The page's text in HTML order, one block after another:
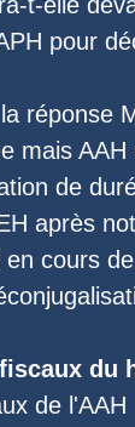
pour
réponse
mais AAH
de
après
en cours
du
de l'AAH